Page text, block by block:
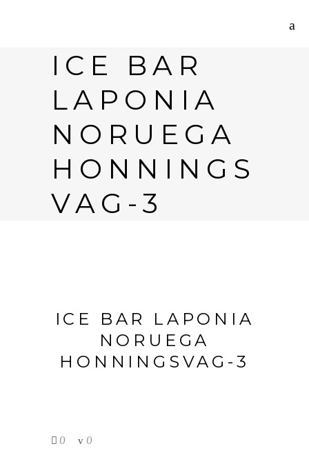
ICE BAR
LAPONIA
NORUEGA
HONNINGS
VAG-3
ICE BAR LAPONIA
NORUEGA
HONNINGSVAG-3
0 0